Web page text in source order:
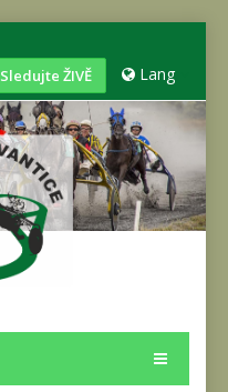
Sledujte ŽIVĚ Lang